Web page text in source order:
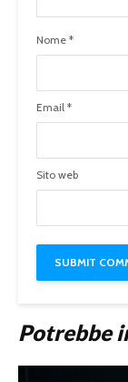
Nome *
Email *
Sito web
Potrebbe